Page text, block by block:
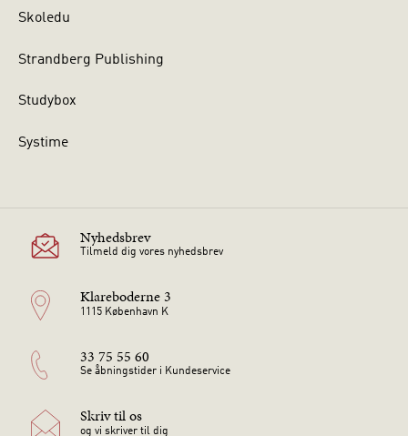
Skoledu
Strandberg Publishing
Studybox
Systime
Nyhedsbrev
Tilmeld dig vores nyhedsbrev
Klareboderne 3
1115 København K
33 75 55 60
Se åbningstider i Kundeservice
Skriv til os
og vi skriver til dig